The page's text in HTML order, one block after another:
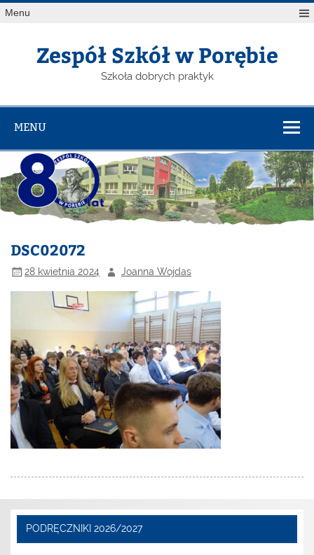
Menu
Zespół Szkół w Porębie
Szkoła dobrych praktyk
MENU
DSC02072
28 kwietnia 2024 Joanna Wojdas
PODRĘCZNIKI 2026/2027